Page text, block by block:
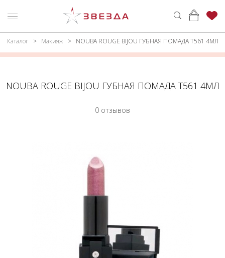
ВОЙТИ
Каталог
МАКИЯЖ
Каталог Макияж NOUBA ROUGE BIJOU ГУБНАЯ ПОМАДА Т561 4МЛ
NOUBA ROUGE BIJOU ГУБНАЯ ПОМАДА Т561 4МЛ
0 отзывов